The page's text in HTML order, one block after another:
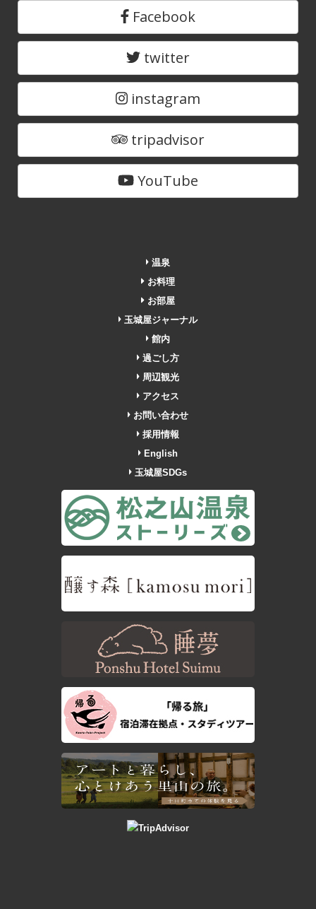
Facebook
twitter
instagram
tripadvisor
YouTube
温泉
お料理
お部屋
玉城屋ジャーナル
館内
過ごし方
周辺観光
アクセス
お問い合わせ
採用情報
English
玉城屋SDGs